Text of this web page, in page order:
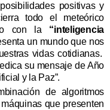
positivas y
todo el meteórico
con la “inteligencia
un mundo que nos
vidas cotidianas.
su mensaje de Año
y la Paz”.
de algoritmos
que presenten